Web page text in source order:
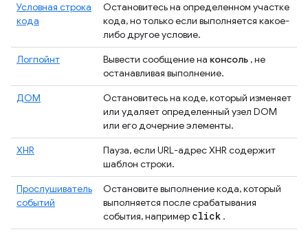
Условная строка
кода
Остановитесь на определенном участке
кода, но только если выполняется какое-
либо другое условие.
Логпойнт
Вывести сообщение на консоль , не
останавливая выполнение.
ДОМ
Остановитесь на коде, который изменяет
или удаляет определенный узел DOM
или его дочерние элементы.
XHR
Пауза, если URL-адрес XHR содержит
шаблон строки.
Прослушиватель
событий
Остановите выполнение кода, который
выполняется после срабатывания
события, например click .